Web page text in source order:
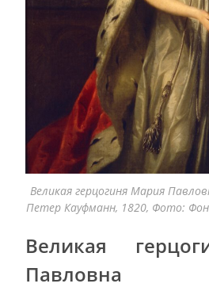
Великая герцогиня Мария
Петер Кауфманн, 1820, Фото:
Великая
Павловна